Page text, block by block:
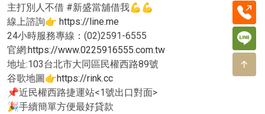
主打別人不借 #新盛當舖借我💪💪
線上諮詢👉 https://line.me
24小時服務專線：(02)2591-6555
官網:https://www.0225916555.com.tw
地址:103台北市大同區民權西路89號
谷歌地圖👉https://rink.cc
📌近民權西路捷運站<1號出口對面>
🎉手續簡單方便最好貸款